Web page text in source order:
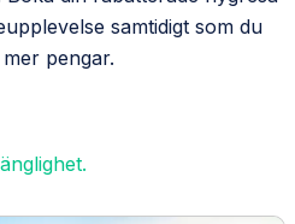
samtidigt som du
pengar.